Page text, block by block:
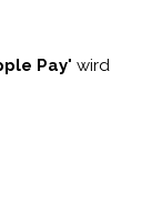
Pay" wird